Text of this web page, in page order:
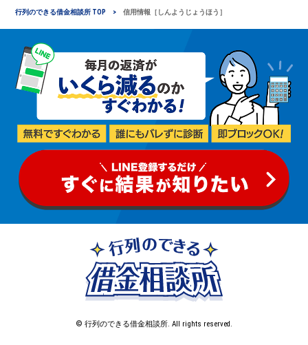
行列のできる借金相談所 TOP 信用情報［しんようじょうほう］
© 行列のできる借金相談所. All rights reserved.